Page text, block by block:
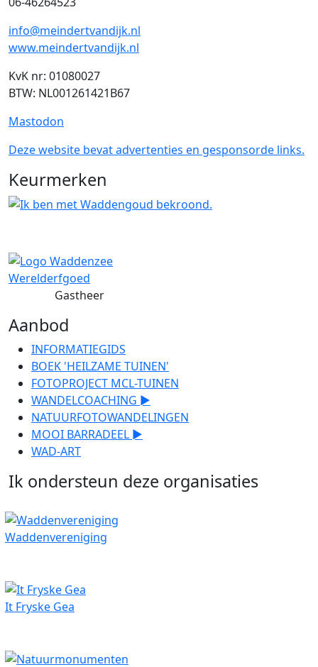
info@meindertvandijk.nl
www.meindertvandijk.nl
KvK nr: 01080027
BTW: NL001261421B67
Mastodon
Deze website bevat advertenties en gesponsorde links.
Keurmerken
Gastheer
Aanbod
INFORMATIEGIDS
BOEK 'HEILZAME TUINEN'
FOTOPROJECT MCL-TUINEN
WANDELCOACHING ►
NATUURFOTOWANDELINGEN
MOOI BARRADEEL ►
WAD-ART
Ik ondersteun deze organisaties
Waddenvereniging
It Fryske Gea